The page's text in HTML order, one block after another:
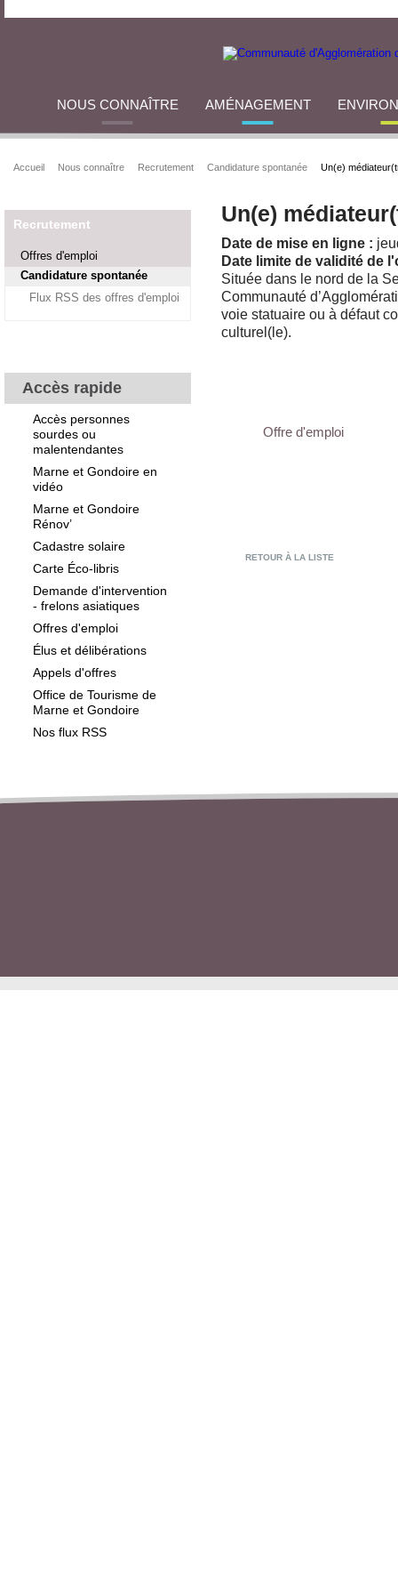
NOUS CONNAÎTRE AMÉNAGEMENT
Accueil Nous connaître Recrutement Candidature spontanée Un(e)
Recrutement
Offres d'emploi
Candidature spontanée
Flux RSS des offres d'emploi
Accès rapide
Accès personnes
sourdes ou
malentendantes
Marne et Gondoire en
vidéo
Marne et Gondoire
Rénov’
Cadastre solaire
Carte Éco-libris
Demande d'intervention
- frelons asiatiques
Offres d'emploi
Élus et délibérations
Appels d'offres
Office de Tourisme de
Marne et Gondoire
Nos flux RSS
Un(e)
Date de mise en ligne :
Date limite de validité de
Située dans le nord de la
Communauté
voie statuaire ou à défaut
culturel(le).
Offre d'emploi
RETOUR À LA LISTE